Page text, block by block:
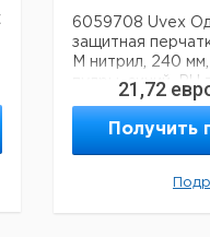
6059708 Uvex
защитная
M нитрил, 240
пудры, синий, PU
21,72
Получить